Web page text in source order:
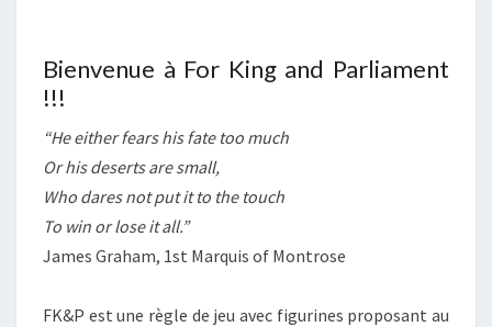
Bienvenue à For King and Parliament
!!!
“He either fears his fate too much
Or his deserts are small,
Who dares not put it to the touch
To win or lose it all.”
James Graham, 1st Marquis of Montrose
FK&P est une règle de jeu avec figurines proposant au